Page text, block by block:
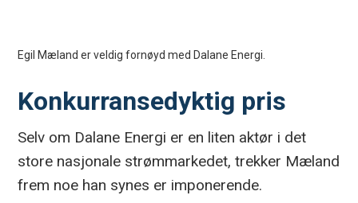
Egil Mæland er veldig fornøyd med Dalane Energi.
Konkurransedyktig pris
Selv om Dalane Energi er en liten aktør i det
store nasjonale strømmarkedet, trekker Mæland
frem noe han synes er imponerende.